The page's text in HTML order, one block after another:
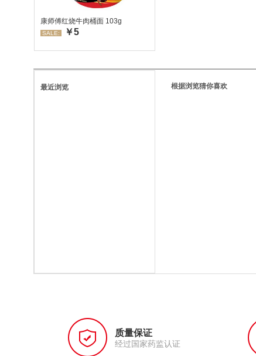
康师傅红烧牛肉桶面 103g
SALE: ￥5
最近浏览 根据浏览猜你喜欢
质量保证
经过国家药监认证